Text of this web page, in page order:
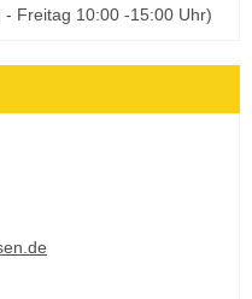
- Freitag 10:00 -15:00 Uhr)